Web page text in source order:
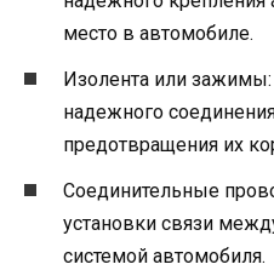
место в автомобиле.
Изолента или
надежного
предотвращения их
Соединительные
установки связи
системой автомобиля.